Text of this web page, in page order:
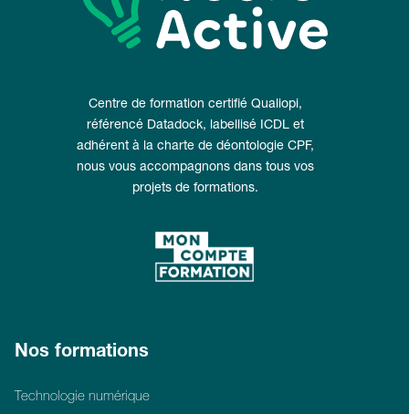
Centre de formation certifié Qualiopi,
référencé Datadock, labellisé ICDL et
adhérent à la charte de déontologie CPF,
nous vous accompagnons dans tous vos
projets de formations.
Nos formations
Technologie numérique